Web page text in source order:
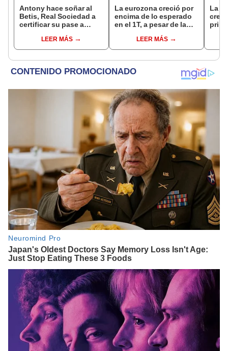
Antony hace soñar al
Betis, Real Sociedad a
certificar su pase a
LEER MÁS
La eurozona creció por
encima de lo esperado
en el 1T, a pesar de la
LEER MÁS
La